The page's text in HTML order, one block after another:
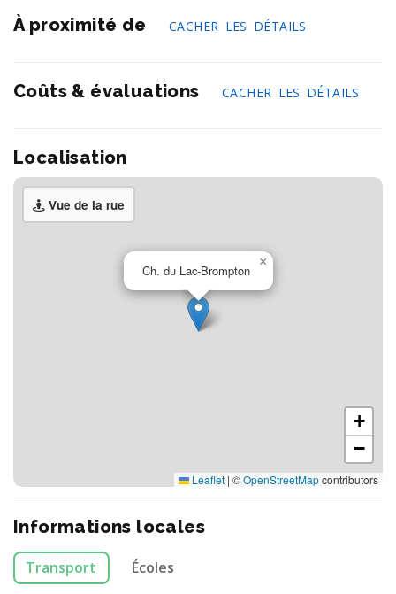
À proximité de CACHER LES DÉTAILS
Coûts & évaluations CACHER LES DÉTAILS
Localisation
Vue de la rue
Ch. du Lac-Brompton
×
+
−
Leaflet | ©OpenStreetMapcontributors
Informations locales
Transport Écoles